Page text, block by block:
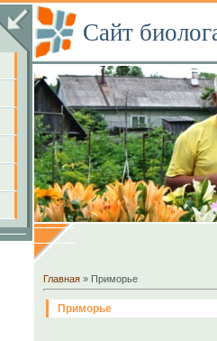
Сайт
Главная » Приморье
Приморье